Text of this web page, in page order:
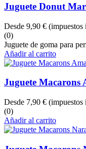
Juguete Donut
Desde 9,90 € (impuestos
(0)
Juguete de goma para
Añadir al carrito
Juguete Macarons
Desde 7,90 € (impuestos
(0)
Añadir al carrito